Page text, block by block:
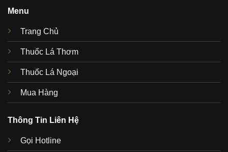
Menu
Trang Chủ
Thuốc Lá Thơm
Thuốc Lá Ngoại
Mua Hàng
Thông Tin Liên Hệ
Gọi Hotline